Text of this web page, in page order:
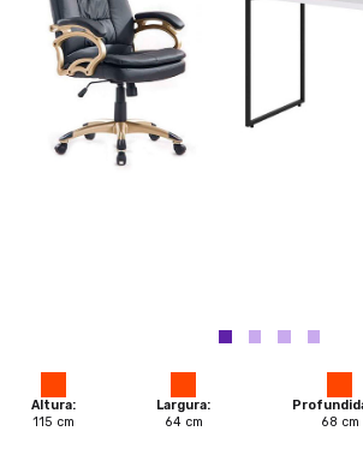
Altura:
115 cm
Largura:
64cm
68 cm